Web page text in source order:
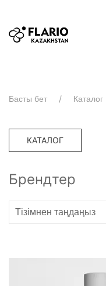
Басты бет Каталог
КАТАЛОГ
Брендтер